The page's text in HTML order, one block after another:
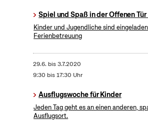
Spiel und Spaß in der Offenen
Kinder und Jugendliche sind
Ferienbetreuung
29.6. bis3.7.2020
9:30 bis 17:30 Uhr
Ausflugswoche für Kinder
Jeden Tag geht es an einen anderen,
Ausflugsort.